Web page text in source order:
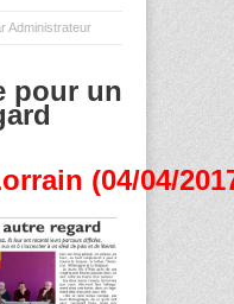
Administrateur
pour un
(04/04/